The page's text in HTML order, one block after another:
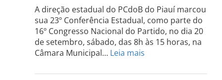
do
Sul
dia
A direção estadual do PCdoB do Piauí marcou
sua 23º Conferência Estadual, como parte do
16º Congresso Nacional do Partido, no dia 20
de setembro, sábado, das 8h às 15 horas, na
Câmara Municipal… Leia mais
PI